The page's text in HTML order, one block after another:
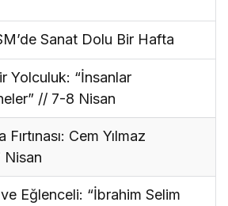
Sanat Dolu Bir Hafta
Yolculuk: “İnsanlar
// 7-8 Nisan
Fırtınası: Cem Yılmaz
Nisan
Eğlenceli: “İbrahim Selim